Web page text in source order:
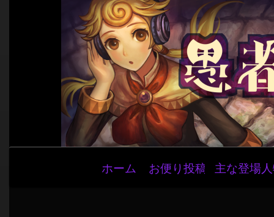
ホーム お便り投稿 主な登場